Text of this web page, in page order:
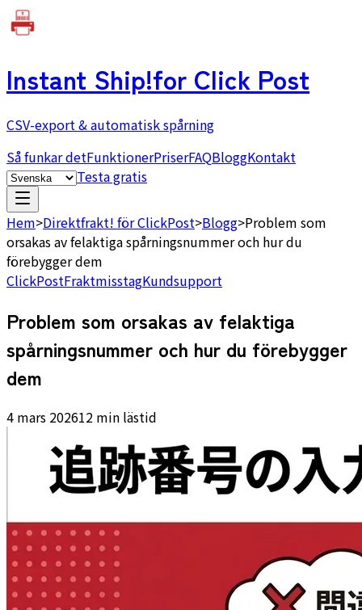
Instant Ship!for Click Post
CSV-export & automatisk spårning
Så funkar detFunktionerPriserFAQBloggKontakt
Testa gratis
Hem>Direktfrakt! för ClickPost>Blogg>Problem som
orsakas av felaktiga spårningsnummer och hur du
förebygger dem
ClickPostFraktmisstagKundsupport
Problem som orsakas av felaktiga
spårningsnummer och hur du förebygger
dem
4 mars 202612 min lästid